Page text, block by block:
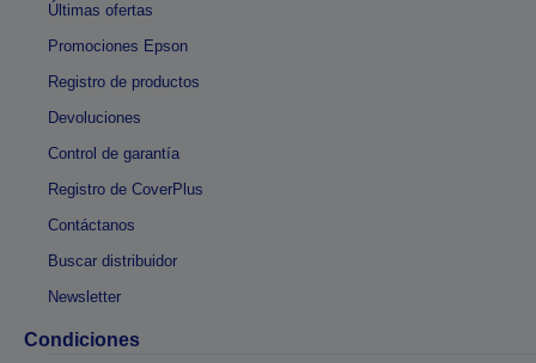
Últimas ofertas
Promociones Epson
Registro de productos
Devoluciones
Control de garantía
Registro de CoverPlus
Contáctanos
Buscar distribuidor
Newsletter
Condiciones